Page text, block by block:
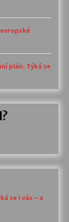
plán. Týká se
se i vás – a